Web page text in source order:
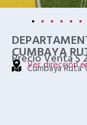
CUMBAYA
Precio Venta $
Ver dirección
Cumbaya Ruta